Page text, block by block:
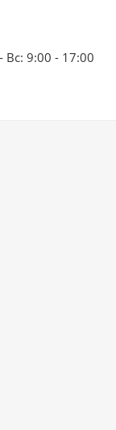
Вс: 9:00 - 17:00